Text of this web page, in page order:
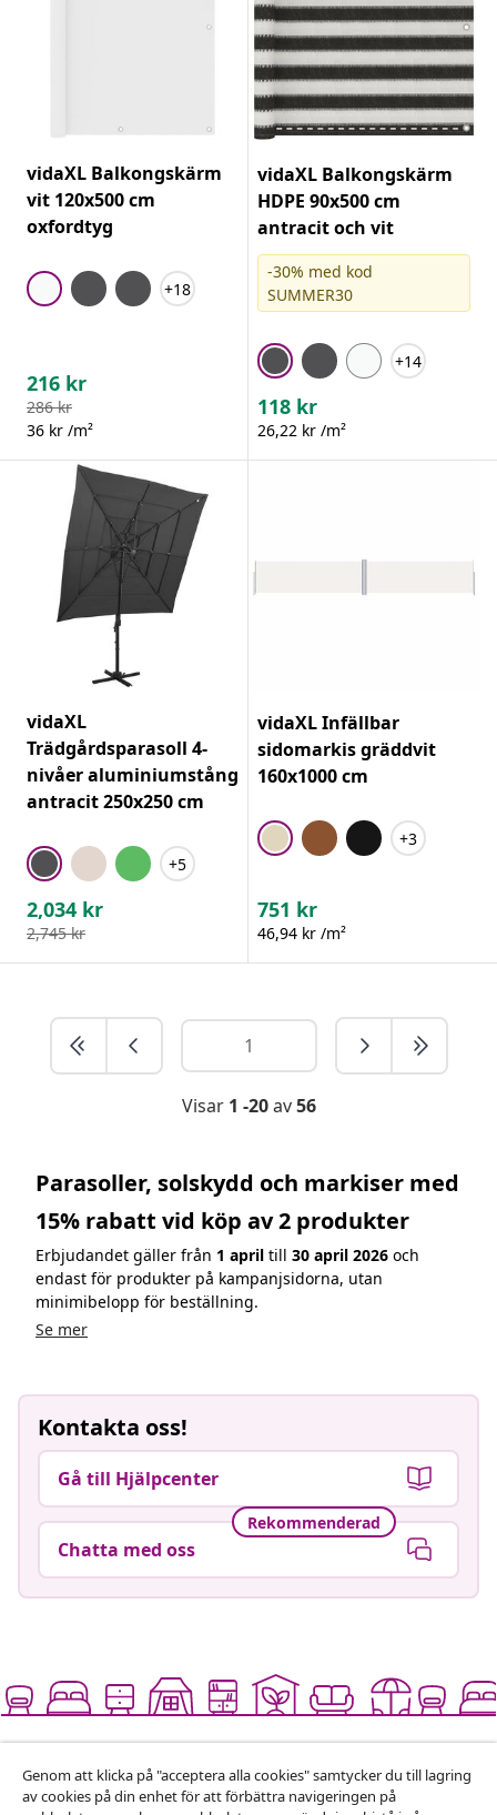
vidaXL Balkongskärm
vit 120x500 cm
oxfordtyg
+18
216 kr
286 kr
36 kr /m²
vidaXL Balkongskärm
HDPE 90x500 cm
antracit och vit
-30% med kod
SUMMER30
+14
118 kr
26,22 kr /m²
vidaXL
Trädgårdsparasoll 4-
nivåer aluminiumstång
antracit 250x250 cm
+5
2,034 kr
2,745 kr
vidaXL Infällbar
sidomarkis gräddvit
160x1000 cm
+3
751 kr
46,94 kr /m²
Visar 1 -20av56
Parasoller, solskydd och markiser med
15% rabatt vid köp av 2 produkter
Erbjudandet gäller från 1 april till 30 april 2026 och
endast för produkter på kampanjsidorna, utan
minimibelopp för beställning.
Se mer
Kontakta oss!
Gå till Hjälpcenter
Rekommenderad
Chatta med oss
Lev stort for lite
Genom att klicka på "acceptera alla cookies" samtycker du till lagring
av cookies på din enhet för att förbättra navigeringen på